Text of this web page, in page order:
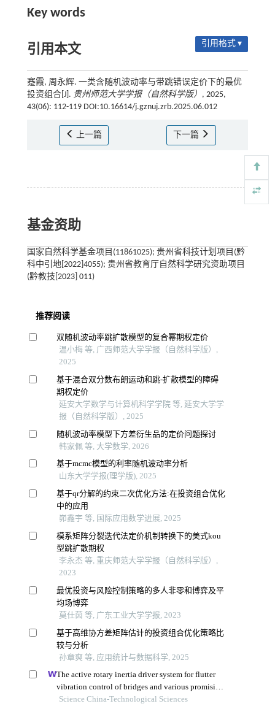
Key words
引用本文 引用格式 ▾
蹇霞, 周永辉. 一类含随机波动率与带跳错误定价下的最优
投资组合[J]. 贵州师范大学学报（自然科学版） , 2025,
43(06): 112-119 DOI:10.16614/j.gznuj.zrb.2025.06.012
上一篇 下一篇
基金资助
国家自然科学基金项目(11861025); 贵州省科技计划项目(黔
科中引地[2022]4055); 贵州省教育厅自然科学研究资助项目
(黔教技[2023] 011)